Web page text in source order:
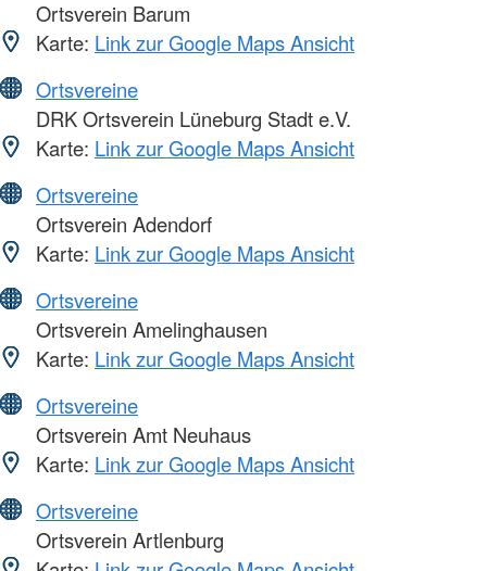
Ortsverein Barum
Karte: Link zur Google Maps Ansicht
Ortsvereine
DRK Ortsverein Lüneburg Stadt e.V.
Karte: Link zur Google Maps Ansicht
Ortsvereine
Ortsverein Adendorf
Karte: Link zur Google Maps Ansicht
Ortsvereine
Ortsverein Amelinghausen
Karte: Link zur Google Maps Ansicht
Ortsvereine
Ortsverein Amt Neuhaus
Karte: Link zur Google Maps Ansicht
Ortsvereine
Ortsverein Artlenburg